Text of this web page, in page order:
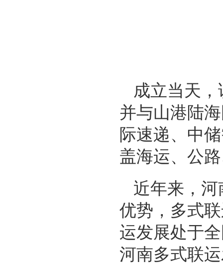
成立当天
并与山港陆
际速递、中
盖海运、公
近年来，
优势，多式
运发展处于
河南多式联